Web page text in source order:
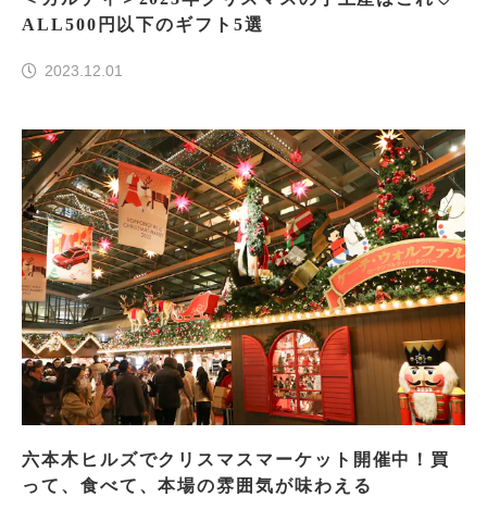
ALL500円以下のギフト5選
2023.12.01
六本木ヒルズでクリスマスマーケット開催中！買
って、食べて、本場の雰囲気が味わえる